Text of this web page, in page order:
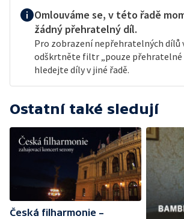
Omlouváme se, v této řadě
žádný přehratelný díl.
Pro zobrazení nepřehratelných dílů
odškrtněte filtr „pouze přehratelné
hledejte díly v jiné řadě.
Ostatní také sledují
Česká filharmonie –